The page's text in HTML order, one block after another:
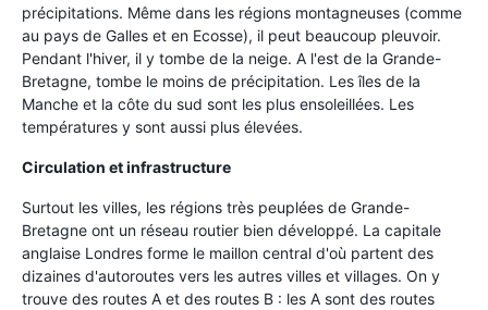
précipitations. Même dans les régions montagneuses (comme
au pays de Galles et en Ecosse), il peut beaucoup pleuvoir.
Pendant l'hiver, il y tombe de la neige. A l'est de la Grande-
Bretagne, tombe le moins de précipitation. Les îles de la
Manche et la côte du sud sont les plus ensoleillées. Les
températures y sont aussi plus élevées.
Circulation et infrastructure
Surtout les villes, les régions très peuplées de Grande-
Bretagne ont un réseau routier bien développé. La capitale
anglaise Londres forme le maillon central d'où partent des
dizaines d'autoroutes vers les autres villes et villages. On y
trouve des routes A et des routes B : les A sont des routes